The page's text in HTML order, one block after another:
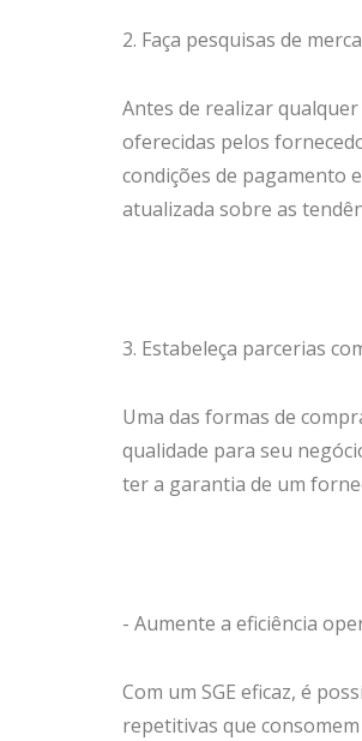
2. Faça pesquisas de
Antes de realizar
oferecidas pelos
condições de pagamento
atualizada sobre as
3. Estabeleça parcerias
Uma das formas de
qualidade para seu
ter a garantia de um
- Aumente a eficiência
Com um SGE eficaz, é
repetitivas que